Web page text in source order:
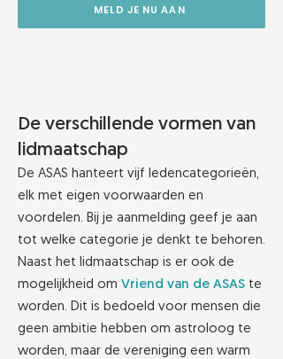
De verschillende vormen van
lidmaatschap
De ASAS hanteert vijf ledencategorieën,
elk met eigen voorwaarden en
voordelen. Bij je aanmelding geef je aan
tot welke categorie je denkt te behoren.
Naast het lidmaatschap is er ook de
mogelijkheid om Vriend van de ASAS te
worden. Dit is bedoeld voor mensen die
geen ambitie hebben om astroloog te
worden, maar de vereniging een warm
MELD JE NU AAN